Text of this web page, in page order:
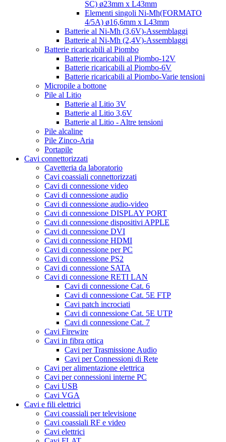
SC) ø23mm x L43mm
Elementi singoli Ni-Mh(FORMATO
4/5A) ø16,6mm x L43mm
Batterie al Ni-Mh (3,6V)-Assemblaggi
Batterie al Ni-Mh (2,4V)-Assemblaggi
Batterie ricaricabili al Piombo
Batterie ricaricabili al Piombo-12V
Batterie ricaricabili al Piombo-6V
Batterie ricaricabili al Piombo-Varie tensioni
Micropile a bottone
Pile al Litio
Batterie al Litio 3V
Batterie al Litio 3,6V
Batterie al Litio - Altre tensioni
Pile alcaline
Pile Zinco-Aria
Portapile
Cavi connettorizzati
Cavetteria da laboratorio
Cavi coassiali connettorizzati
Cavi di connessione video
Cavi di connessione audio
Cavi di connessione audio-video
Cavi di connessione DISPLAY PORT
Cavi di connessione dispositivi APPLE
Cavi di connessione DVI
Cavi di connessione HDMI
Cavi di connessione per PC
Cavi di connessione PS2
Cavi di connessione SATA
Cavi di connessione RETI LAN
Cavi di connessione Cat. 6
Cavi di connessione Cat. 5E FTP
Cavi patch incrociati
Cavi di connessione Cat. 5E UTP
Cavi di connessione Cat. 7
Cavi Firewire
Cavi in fibra ottica
Cavi per Trasmissione Audio
Cavi per Connessioni di Rete
Cavi per alimentazione elettrica
Cavi per connessioni interne PC
Cavi USB
Cavi VGA
Cavi e fili elettrici
Cavi coassiali per televisione
Cavi coassiali RF e video
Cavi elettrici